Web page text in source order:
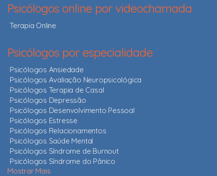
Psicólogos online por videochamada
Terapia Online
Psicólogos por especialidade
Psicólogos Ansiedade
Psicólogos Avaliação Neuropsicológica
Psicólogos Terapia de Casal
Psicólogos Depressão
Psicólogos Desenvolvimento Pessoal
Psicólogos Estresse
Psicólogos Relacionamentos
Psicólogos Saúde Mental
Psicólogos Síndrome de Burnout
Psicólogos Síndrome do Pânico
Mostrar Mais